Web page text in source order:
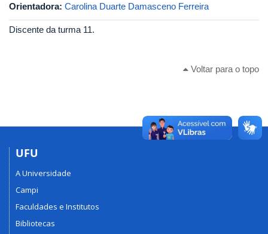
Orientadora: Carolina Duarte Damasceno Ferreira
Discente da turma 11.
Voltar para o topo
UFU
A Universidade
Campi
Faculdades e Institutos
Bibliotecas